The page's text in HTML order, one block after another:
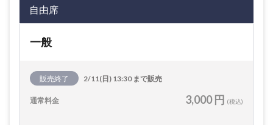
自由席
一般
販売終了 2/11(日) 13:30 まで販売
通常料金 3,000 円 (税込)